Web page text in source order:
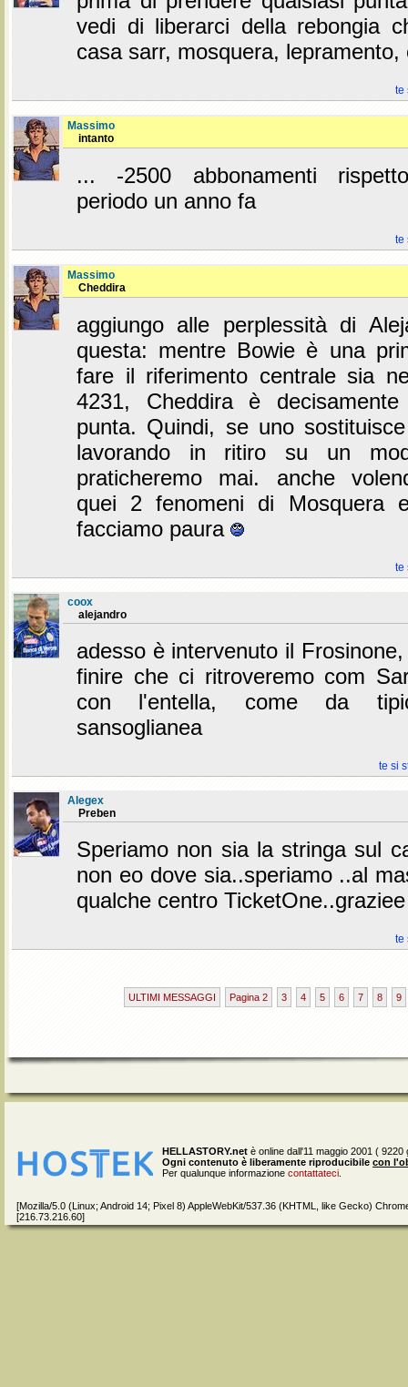
vedi di liberarci della rebongia
casa sarr, mosquera,
te
Massimo
intanto
... -2500 abbonamenti
periodo un anno fa
te
Massimo
Cheddira
aggiungo alle perplessità di
questa: mentre Bowie è una
fare il riferimento centrale sia
4231, Cheddira è
punta. Quindi, se uno
lavorando in ritiro su un
praticheremo mai. anche
quei 2 fenomeni di Mosquera
facciamo paura
te
coox
alejandro
adesso è intervenuto il
finire che ci ritroveremo com
con l'entella, come da
sansoglianea
te si
Alegex
Preben
Speriamo non sia la stringa sul
non eo dove sia..speriamo ..al
qualche centro TicketOne..graziee
te
ULTIMI MESSAGGI Pagina 2 3 4 5 6 7 8 9
HELLASTORY.net è online dall'11 maggio 2001 ( 9220
Ogni contenuto è liberamente riproducibile con
Per qualunque informazione contattateci
[Mozilla/5.0 (Linux; Android 14; Pixel 8) AppleWebKit/537.36 (KHTML, like Gecko)
[216.73.216.60]